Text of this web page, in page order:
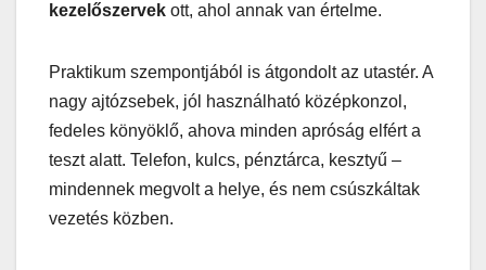
kezelőszervek ott, ahol annak van értelme.
Praktikum szempontjából is átgondolt az utastér. A
nagy ajtózsebek, jól használható középkonzol,
fedeles könyöklő, ahova minden apróság elfért a
teszt alatt. Telefon, kulcs, pénztárca, kesztyű –
mindennek megvolt a helye, és nem csúszkáltak
vezetés közben.